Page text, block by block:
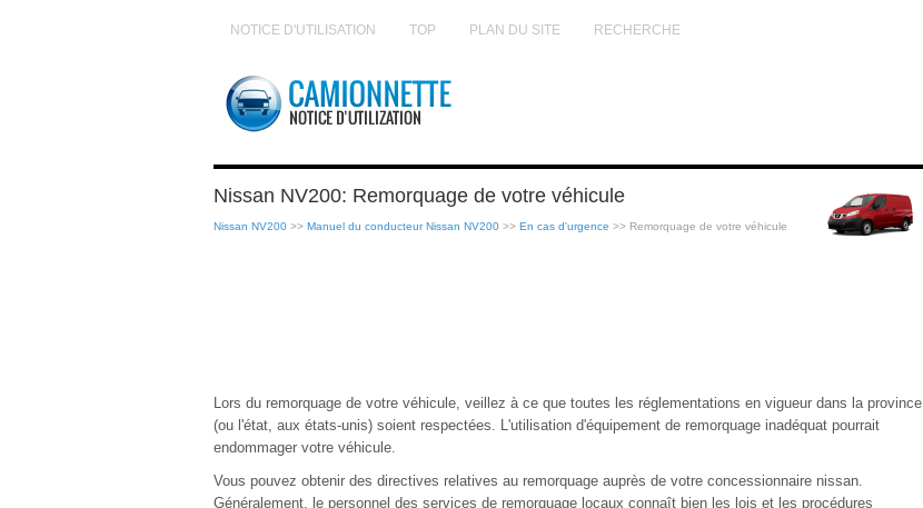
NOTICE D'UTILISATION TOP PLAN DU SITE RECHERCHE
Nissan NV200: Remorquage de votre véhicule
Nissan NV200 >> Manuel du conducteur Nissan NV200 >> En cas d'urgence >> Remorquage de votre véhicule
Lors du remorquage de votre véhicule, veillez à ce que toutes les réglementations en vigueur dans la province
(ou l'état, aux états-unis) soient respectées. L'utilisation d'équipement de remorquage inadéquat pourrait
endommager votre véhicule.
Vous pouvez obtenir des directives relatives au remorquage auprès de votre concessionnaire nissan.
Généralement, le personnel des services de remorquage locaux connaît bien les lois et les procédures